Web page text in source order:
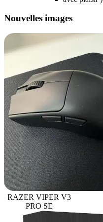
Nouvelles images
RAZER VIPER V3
PRO SE